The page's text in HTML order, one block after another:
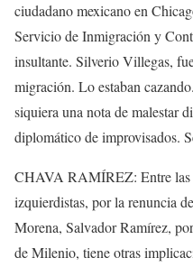
ciudadano mexicano en
Servicio de Inmigración y
insultante. Silverio Villegas,
migración. Lo estaban
siquiera una nota de malestar
diplomático de improvisados.
CHAVA RAMÍREZ: Entre las
izquierdistas, por la renuncia
Morena, Salvador Ramírez,
de Milenio, tiene otras